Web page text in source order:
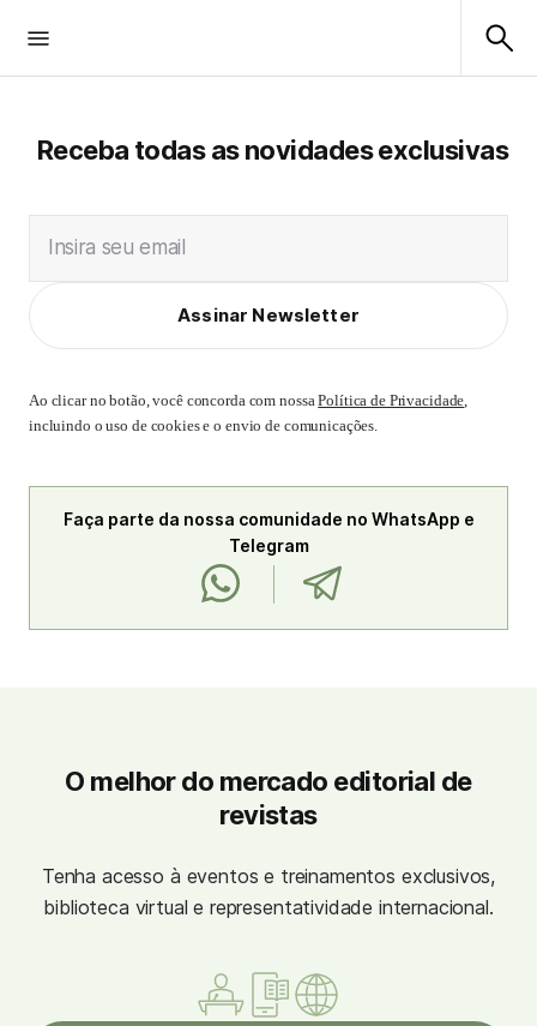
Receba todas as novidades exclusivas
Insira seu email
Assinar Newsletter
Ao clicar no botão, você concorda com nossaPolítica de Privacidade,
incluindo o uso de cookies e o envio de comunicações.
Faça parte da nossa comunidade no WhatsApp e
Telegram
O melhor do mercado editorial de
revistas
Tenha acesso à eventos e treinamentos exclusivos,
biblioteca virtual e representatividade internacional.